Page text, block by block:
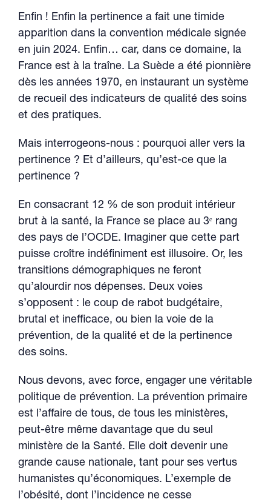
Enfin ! Enfin la pertinence a fait une timide
apparition dans la convention médicale signée
en juin 2024. Enfin… car, dans ce domaine, la
France est à la traîne. La Suède a été pionnière
dès les années 1970, en instaurant un système
de recueil des indicateurs de qualité des soins
et des pratiques.
Mais interrogeons-nous : pourquoi aller vers la
pertinence ? Et d’ailleurs, qu’est-ce que la
pertinence ?
En consacrant 12 % de son produit intérieur
brut à la santé, la France se place au 3ᵉ rang
des pays de l’OCDE. Imaginer que cette part
puisse croître indéfiniment est illusoire. Or, les
transitions démographiques ne feront
qu’alourdir nos dépenses. Deux voies
s’opposent : le coup de rabot budgétaire,
brutal et inefficace, ou bien la voie de la
prévention, de la qualité et de la pertinence
des soins.
Nous devons, avec force, engager une véritable
politique de prévention. La prévention primaire
est l’affaire de tous, de tous les ministères,
peut-être même davantage que du seul
ministère de la Santé. Elle doit devenir une
grande cause nationale, tant pour ses vertus
humanistes qu’économiques. L’exemple de
l’obésité, dont l’incidence ne cesse